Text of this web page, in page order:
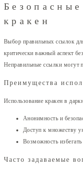
кракен
Выбор правильных ссылок
критически важный аспект
Неправильные ссылки могут
Преимущества
Использование кракен в
Анонимность и
Доступ к множеству
Возможность
Часто задаваемые